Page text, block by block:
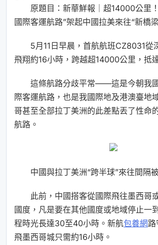
原題目：新華鮮報｜超14000公里
國際客運航路”架起中國拉美來往“新橋
5月11日早晨，首航航班CZ8031從
飛翔約16小時，跨越超14000公里，抵
這條航路分歧平常——這是今朝我
際客運航路，也是我國際地及港澳臺地
哥甚至全部拉丁美洲的此差點丟了性命
航路。
中國與拉丁美洲“跨半球”來往間隔
此前，中國搭客從國際飛往墨西哥
國度，凡是要在其他國度或地域停止一
程時光長達30至40小時。新航包養網
飛墨西哥城只需約16小時。